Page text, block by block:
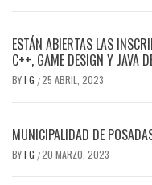
ESTÁN ABIERTAS LAS
C++, GAME DESIGN Y JAVA
BYI G /25 ABRIL, 2023
MUNICIPALIDAD DE
BYI G /20 MARZO, 2023